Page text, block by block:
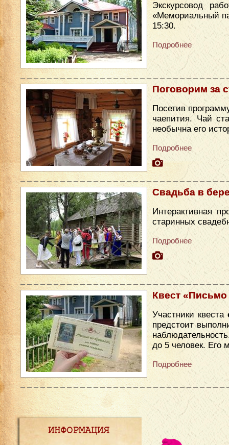
Экскурсовод
«Мемориальный
15:30.
Подробнее
Поговорим за
Посетив
чаепития. Чай
необычна его
Подробнее
Свадьба в
Интерактивная
старинных
Подробнее
Квест
Участники квеста
предстоит
до 5 человек. Его
Подробнее
ИНФОРМАЦИЯ